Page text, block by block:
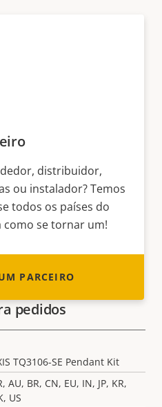
distribuidor,
ou instalador? Temos
todos os países do
como se tornar um!
PARCEIRO
pedidos
TQ3106-SE Pendant Kit
AU, BR, CN, EU, IN, JP, KR,
US